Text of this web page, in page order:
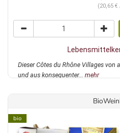
(20,65 €
Dieser Côtes du Rhône Villages von
und aus konsequenter... mehr
bio